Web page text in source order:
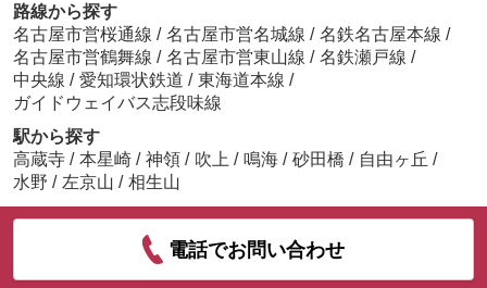
路線から探す
名古屋市営桜通線 / 名古屋市営名城線 / 名鉄名古屋本線 /
名古屋市営鶴舞線 / 名古屋市営東山線 / 名鉄瀬戸線 /
中央線 / 愛知環状鉄道 / 東海道本線 /
ガイドウェイバス志段味線
駅から探す
高蔵寺 / 本星崎 / 神領 / 吹上 / 鳴海 / 砂田橋 / 自由ヶ丘 /
水野 / 左京山 / 相生山
電話でお問い合わせ